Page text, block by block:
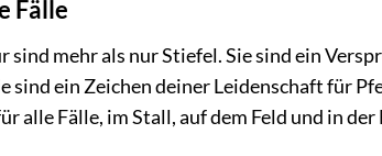
Fälle
mehr als nur Stiefel. Sie sind ein
sind ein Zeichen deiner Leidenschaft für
alle Fälle, im Stall, auf dem Feld und in der